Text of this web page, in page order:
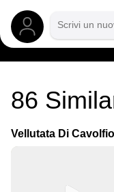
86
Vellutata Di